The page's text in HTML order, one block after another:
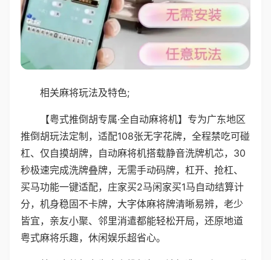
相关麻将玩法及特色;
【粤式推倒胡专属·全自动麻将机】专为广东地区
推倒胡玩法定制，适配108张无字花牌，全程禁吃可碰
杠、仅自摸胡牌，自动麻将机搭载静音洗牌机芯，30
秒极速完成洗牌叠牌，无需手动码牌，杠开、抢杠、
买马功能一键适配，庄家买2马闲家买1马自动结算计
分，机身稳固不卡牌，大字体麻将牌清晰易辨，老少
皆宜，亲友小聚、邻里消遣都能轻松开局，还原地道
粤式麻将乐趣，休闲娱乐超省心。